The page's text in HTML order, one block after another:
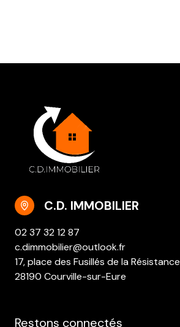
C.D. IMMOBILIER
02 37 32 12 87
c.dimmobilier@outlook.fr
17, place des Fusillés de la Résistance
28190 Courville-sur-Eure
Restons connectés